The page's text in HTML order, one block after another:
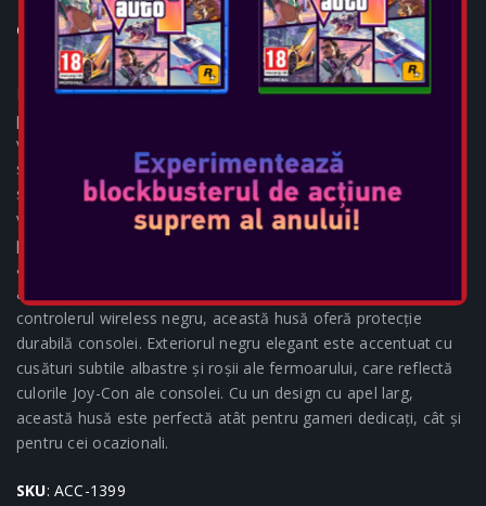
Console: SWITCH 2
Nintendo Switch 2 se potrivește perfect în această husă de
protecție. În plus, am făcut această husă compatibilă și cu
versiunile anterioare, astfel încât să te poți bucura de toate
sistemele. Căptușeala din pâslă moale menține consola în
siguranță, în timp ce suportul de joc încorporat vă permite să
vă bucurați de jocuri în mișcare. Cu spațiu de depozitare
pentru 12 cartele de joc și 4 carduri micro-SD Express,
această husă asigură că ești întotdeauna pregătit pentru
acțiune, oricând și oriunde. Concepută pentru a completa
controlerul wireless negru, această husă oferă protecție
durabilă consolei. Exteriorul negru elegant este accentuat cu
cusături subtile albastre și roșii ale fermoarului, care reflectă
culorile Joy-Con ale consolei. Cu un design cu apel larg,
această husă este perfectă atât pentru gameri dedicați, cât și
pentru cei ocazionali.
SKU: ACC-1399